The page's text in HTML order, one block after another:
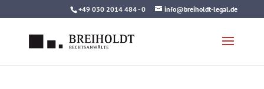
to
+49 030 2014 484 - 0 info@breiholdt-legal.de